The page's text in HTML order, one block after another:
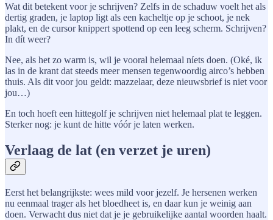
Wat dit betekent voor je schrijven? Zelfs in de schaduw voelt het als
dertig graden, je laptop ligt als een kacheltje op je schoot, je nek
plakt, en de cursor knippert spottend op een leeg scherm. Schrijven?
In dít weer?
Nee, als het zo warm is, wil je vooral helemaal níets doen. (Oké, ik
las in de krant dat steeds meer mensen tegenwoordig airco’s hebben
thuis. Als dit voor jou geldt: mazzelaar, deze nieuwsbrief is niet voor
jou…)
En toch hoeft een hittegolf je schrijven niet helemaal plat te leggen.
Sterker nog: je kunt de hitte vóór je laten werken.
Verlaag de lat (en verzet je uren)
Eerst het belangrijkste: wees mild voor jezelf. Je hersenen werken
nu eenmaal trager als het bloedheet is, en daar kun je weinig aan
doen. Verwacht dus niet dat je je gebruikelijke aantal woorden haalt.